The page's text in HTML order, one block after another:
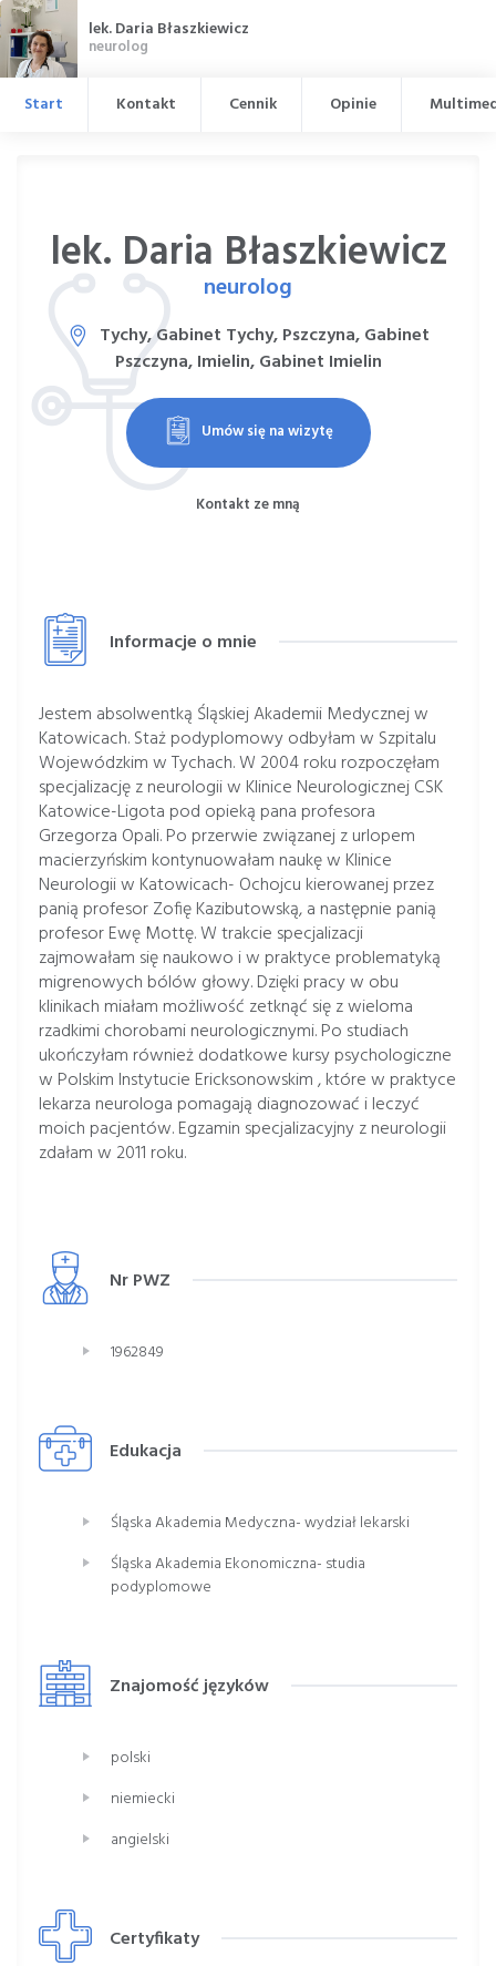
lek. Daria Błaszkiewicz
neurolog
Start Kontakt Cennik Opinie
lek. Daria Błaszkiewicz
neurolog
Tychy, Gabinet Tychy, Pszczyna, Gabinet
Pszczyna, Imielin, Gabinet Imielin
Umów się na wizytę
Kontakt ze mną
Informacje o mnie
Jestem absolwentką Śląskiej Akademii Medycznej w
Katowicach. Staż podyplomowy odbyłam w Szpitalu
Wojewódzkim w Tychach. W 2004 roku rozpoczęłam
specjalizację z neurologii w Klinice Neurologicznej CSK
Katowice-Ligota pod opieką pana profesora
Grzegorza Opali. Po przerwie związanej z urlopem
macierzyńskim kontynuowałam naukę w Klinice
Neurologii w Katowicach- Ochojcu kierowanej przez
panią profesor Zofię Kazibutowską, a następnie panią
profesor Ewę Mottę. W trakcie specjalizacji
zajmowałam się naukowo i w praktyce problematyką
migrenowych bólów głowy. Dzięki pracy w obu
klinikach miałam możliwość zetknąć się z wieloma
rzadkimi chorobami neurologicznymi. Po studiach
ukończyłam również dodatkowe kursy psychologiczne
w Polskim Instytucie Ericksonowskim , które w praktyce
lekarza neurologa pomagają diagnozować i leczyć
moich pacjentów. Egzamin specjalizacyjny z neurologii
zdałam w 2011 roku.
Nr PWZ
1962849
Edukacja
Śląska Akademia Medyczna- wydział lekarski
Śląska Akademia Ekonomiczna- studia
podyplomowe
Znajomość języków
polski
niemiecki
angielski
Certyfikaty